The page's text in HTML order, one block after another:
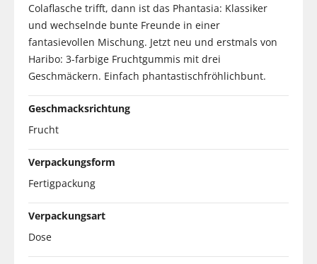
Colaflasche trifft, dann ist das Phantasia: Klassiker
und wechselnde bunte Freunde in einer
fantasievollen Mischung. Jetzt neu und erstmals von
Haribo: 3-farbige Fruchtgummis mit drei
Geschmäckern. Einfach phantastischfröhlichbunt.
Geschmacksrichtung
Frucht
Verpackungsform
Fertigpackung
Verpackungsart
Dose